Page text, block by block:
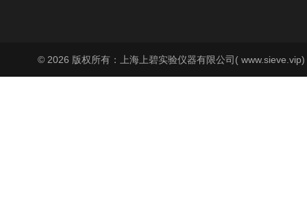
© 2026 版权所有：上海上碧实验仪器有限公司(